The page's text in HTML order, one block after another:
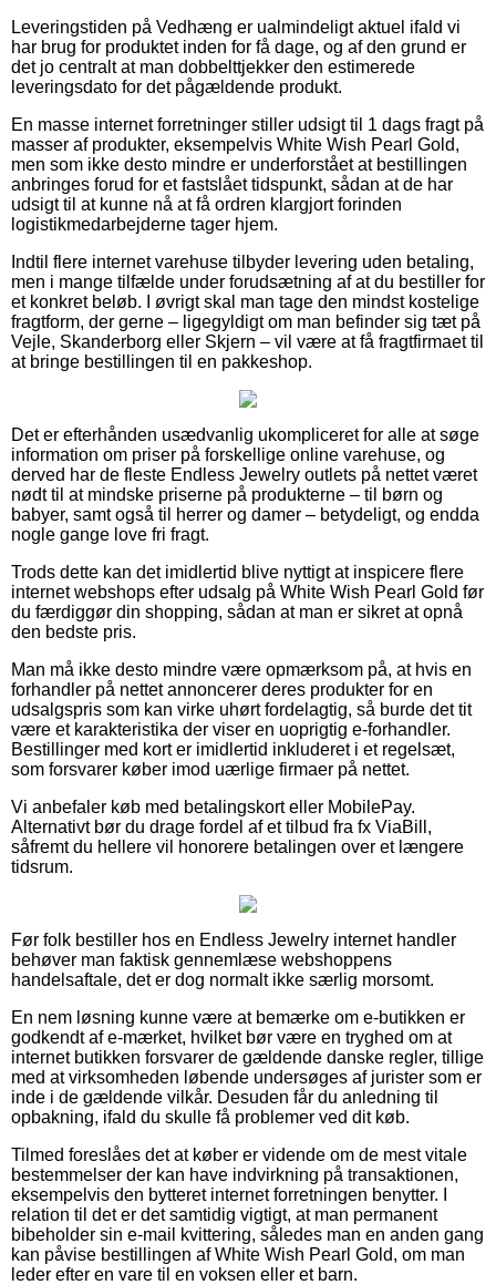
Leveringstiden på Vedhæng er ualmindeligt aktuel ifald vi
har brug for produktet inden for få dage, og af den grund er
det jo centralt at man dobbelttjekker den estimerede
leveringsdato for det pågældende produkt.
En masse internet forretninger stiller udsigt til 1 dags fragt på
masser af produkter, eksempelvis White Wish Pearl Gold,
men som ikke desto mindre er underforstået at bestillingen
anbringes forud for et fastslået tidspunkt, sådan at de har
udsigt til at kunne nå at få ordren klargjort forinden
logistikmedarbejderne tager hjem.
Indtil flere internet varehuse tilbyder levering uden betaling,
men i mange tilfælde under forudsætning af at du bestiller for
et konkret beløb. I øvrigt skal man tage den mindst kostelige
fragtform, der gerne – ligegyldigt om man befinder sig tæt på
Vejle, Skanderborg eller Skjern – vil være at få fragtfirmaet til
at bringe bestillingen til en pakkeshop.
Det er efterhånden usædvanlig ukompliceret for alle at søge
information om priser på forskellige online varehuse, og
derved har de fleste Endless Jewelry outlets på nettet været
nødt til at mindske priserne på produkterne – til børn og
babyer, samt også til herrer og damer – betydeligt, og endda
nogle gange love fri fragt.
Trods dette kan det imidlertid blive nyttigt at inspicere flere
internet webshops efter udsalg på White Wish Pearl Gold før
du færdiggør din shopping, sådan at man er sikret at opnå
den bedste pris.
Man må ikke desto mindre være opmærksom på, at hvis en
forhandler på nettet annoncerer deres produkter for en
udsalgspris som kan virke uhørt fordelagtig, så burde det tit
være et karakteristika der viser en uoprigtig e-forhandler.
Bestillinger med kort er imidlertid inkluderet i et regelsæt,
som forsvarer køber imod uærlige firmaer på nettet.
Vi anbefaler køb med betalingskort eller MobilePay.
Alternativt bør du drage fordel af et tilbud fra fx ViaBill,
såfremt du hellere vil honorere betalingen over et længere
tidsrum.
Før folk bestiller hos en Endless Jewelry internet handler
behøver man faktisk gennemlæse webshoppens
handelsaftale, det er dog normalt ikke særlig morsomt.
En nem løsning kunne være at bemærke om e-butikken er
godkendt af e-mærket, hvilket bør være en tryghed om at
internet butikken forsvarer de gældende danske regler, tillige
med at virksomheden løbende undersøges af jurister som er
inde i de gældende vilkår. Desuden får du anledning til
opbakning, ifald du skulle få problemer ved dit køb.
Tilmed foreslåes det at køber er vidende om de mest vitale
bestemmelser der kan have indvirkning på transaktionen,
eksempelvis den bytteret internet forretningen benytter. I
relation til det er det samtidig vigtigt, at man permanent
bibeholder sin e-mail kvittering, således man en anden gang
kan påvise bestillingen af White Wish Pearl Gold, om man
leder efter en vare til en voksen eller et barn.